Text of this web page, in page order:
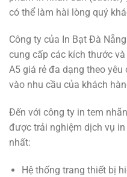
có thể làm hài lòng quý
Công ty của In Bạt Đà
cung cấp các kích thước
A5 giá rẻ đa dạng theo
vào nhu cầu của khách
Đến với công ty in tem
được trải nghiệm dịch vụ
nhất:
Hệ thống trang thiết bị